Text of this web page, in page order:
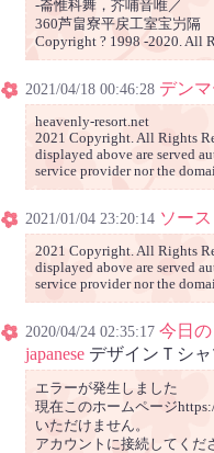
‐崙惟科舞，芥哺音唯／
360芦畠寮平戻工室宝屶隔
Copyright ? 1998 -2020. All
2021/04/18 00:46:28 デン
heavenly-resort.net
2021 Copyright. All Rights
displayed above are served
service provider nor the
2021/01/04 23:20:14 ソー
2021 Copyright. All Rights
displayed above are served
service provider nor the
2020/04/24 02:35:17 今日の
japanese デザインＴシ
エラーが発生しました
現在このホームページ
いただけません。
アカウントに接続してくだ